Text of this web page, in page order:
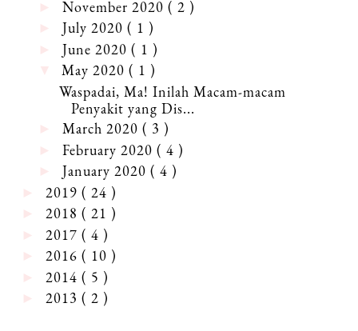
►November 2020( 2 )
►July 2020( 1 )
►June 2020( 1 )
May 2020( 1 )
Waspadai, Ma! Inilah Macam-macam
Penyakit yang Dis...
►March 2020( 3 )
►February 2020( 4 )
►January 2020( 4 )
2019 ( 24 )
2018 ( 21 )
2017 ( 4 )
2016 ( 10 )
2014 ( 5 )
2013 ( 2 )